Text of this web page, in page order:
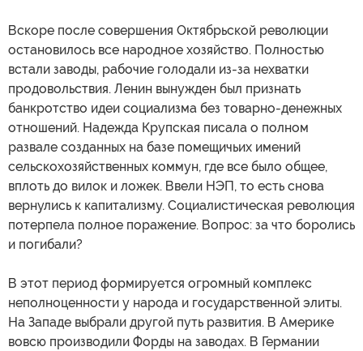
Вскоре после совершения Октябрьской революции
остановилось все народное хозяйство. Полностью
встали заводы, рабочие голодали из-за нехватки
продовольствия. Ленин вынужден был признать
банкротство идеи социализма без товарно-денежных
отношений. Надежда Крупская писала о полном
развале созданных на базе помещичьих имений
сельскохозяйственных коммун, где все было общее,
вплоть до вилок и ложек. Ввели НЭП, то есть снова
вернулись к капитализму. Социалистическая революция
потерпела полное поражение. Вопрос: за что боролись
и погибали?
В этот период формируется огромный комплекс
неполноценности у народа и государственной элиты.
На Западе выбрали другой путь развития. В Америке
вовсю производили Форды на заводах. В Германии